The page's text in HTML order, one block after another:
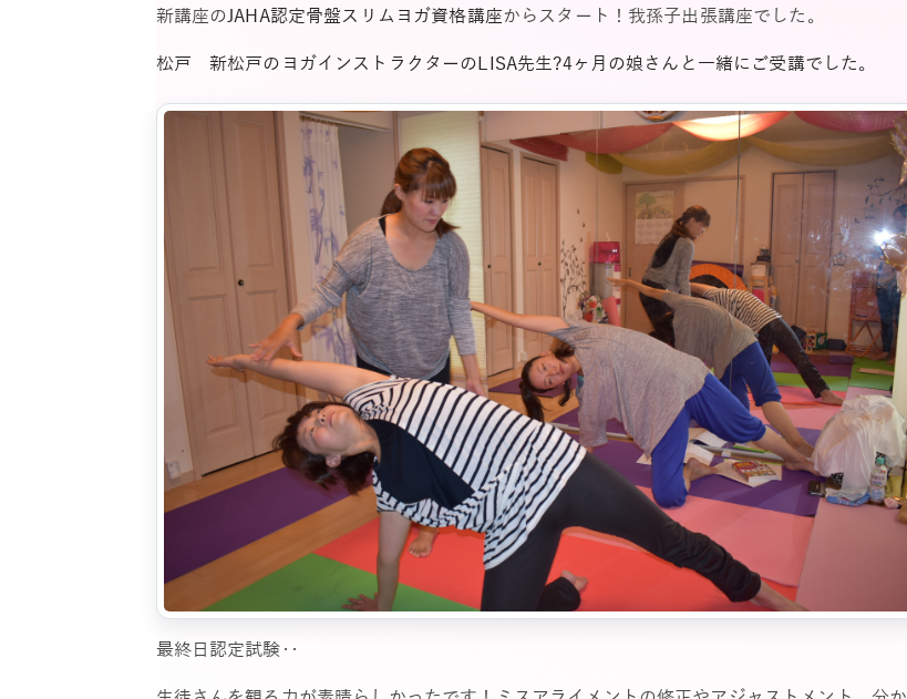
新講座のJAHA認定骨盤スリムヨガ資格講座からスタート！我孫子出張講座でした。
松戸 新松戸のヨガインストラクターのLISA先生?4ヶ月の娘さんと一緒にご受講でした。
最終日認定試験‥